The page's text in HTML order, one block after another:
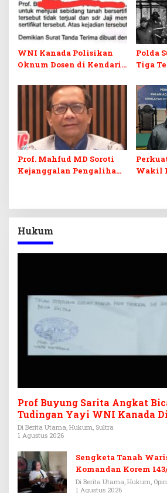
WNI Kanada Polisikan
Oknum Dosen di Kendari
Miliar
Polda
Tiga
Prof. Mahfud MD Soroti
Kejanggalan Pengalihan
Wakil
Hukum
Prof Buyung Sarita Angkat
Tudingan Yayi WNI Kanada
Rp3,6 Miliar
Di Berita Utama, Hukum, Sultra
1 Agustus 2026
Sengketa Tanah
Komandan Korem
Warisan Menjadi
Di Berita Utama, Hukum,
1 Agustus 2026